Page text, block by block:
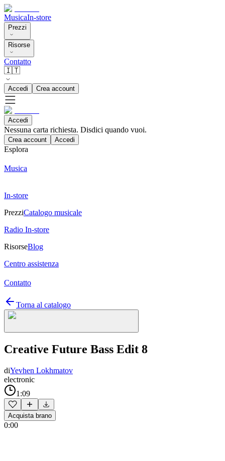
MusicaIn-store
Prezzi
Risorse
Contatto
🇮🇹
Accedi Crea account
Accedi
Nessuna carta richiesta. Disdici quando vuoi.
Crea account Accedi
Esplora
Musica
In-store
PrezziCatalogo musicale
Radio In-store
RisorseBlog
Centro assistenza
Contatto
Torna al catalogo
Creative Future Bass Edit 8
diYevhen Lokhmatov
electronic
1:09
Acquista brano
0:00